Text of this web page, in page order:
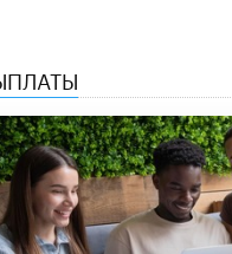
школах
2 ИЮНЯ /
Академик РАН
ChatGPT отучит
1 ИЮНЯ /